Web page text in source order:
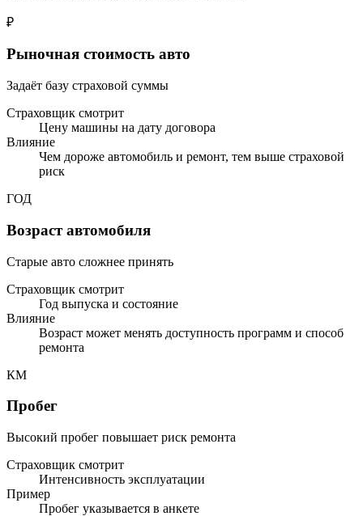
₽
Рыночная стоимость авто
Задаёт базу страховой суммы
Страховщик смотрит
Цену машины на дату договора
Влияние
Чем дороже автомобиль и ремонт, тем выше страховой
риск
ГОД
Возраст автомобиля
Старые авто сложнее принять
Страховщик смотрит
Год выпуска и состояние
Влияние
Возраст может менять доступность программ и способ
ремонта
КМ
Пробег
Высокий пробег повышает риск ремонта
Страховщик смотрит
Интенсивность эксплуатации
Пример
Пробег указывается в анкете